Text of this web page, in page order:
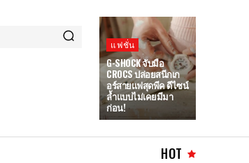
แฟชั่น
G-SHOCK จับมือ
CROCS ปล่อยสนีกเก
อร์สายแฟสุดพีค ดีไซน์
ล้ำแบบไม่เคยมีมา
ก่อน!
HOT